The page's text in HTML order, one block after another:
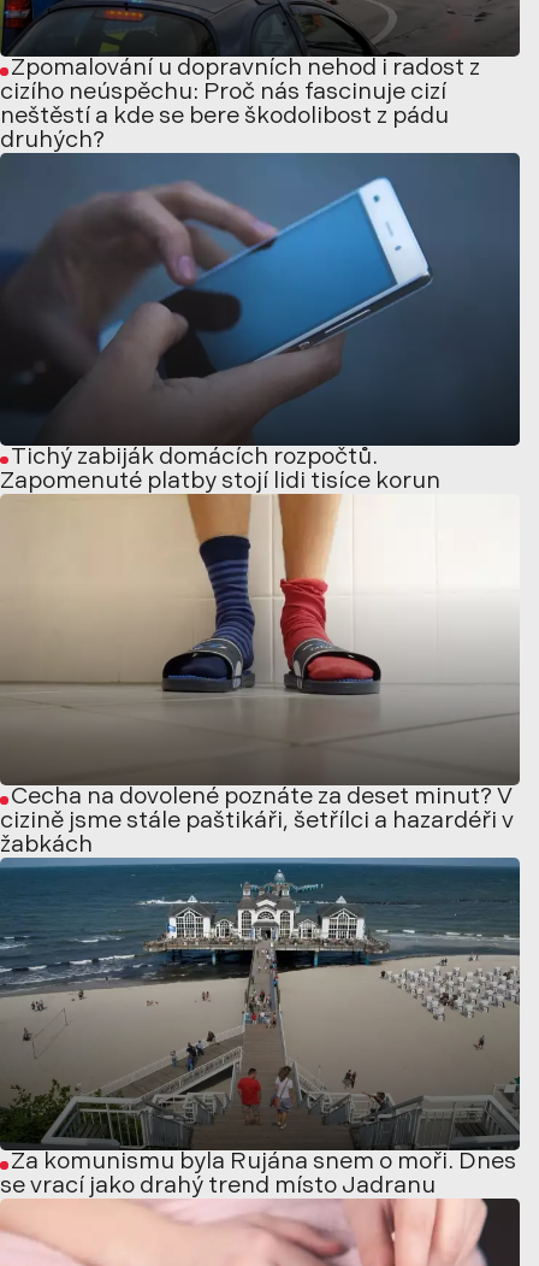
Zpomalování u dopravních nehod i radost z
cizího neúspěchu: Proč nás fascinuje cizí
neštěstí a kde se bere škodolibost z pádu
druhých?
Tichý zabiják domácích rozpočtů.
Zapomenuté platby stojí lidi tisíce korun
Čecha na dovolené poznáte za deset minut? V
cizině jsme stále paštikáři, šetřílci a hazardéři v
žabkách
Za komunismu byla Rujána snem o moři. Dnes
se vrací jako drahý trend místo Jadranu